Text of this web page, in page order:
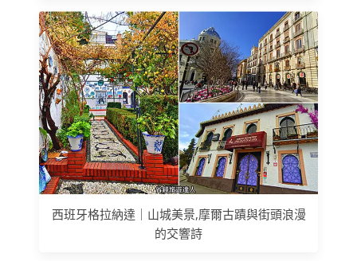
西班牙格拉納達｜山城美景,摩爾古蹟與街頭浪漫
的交響詩